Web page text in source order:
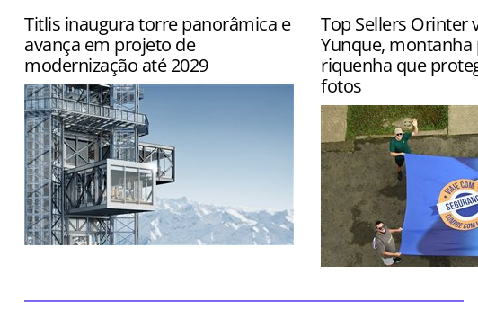
Titlis inaugura torre panorâmica e
avança em projeto de
modernização até 2029
Top Sellers Orinter
Yunque, montanha
riquenha que
fotos
inspections nos hotéis
Grand Rio Mar e Hyatt